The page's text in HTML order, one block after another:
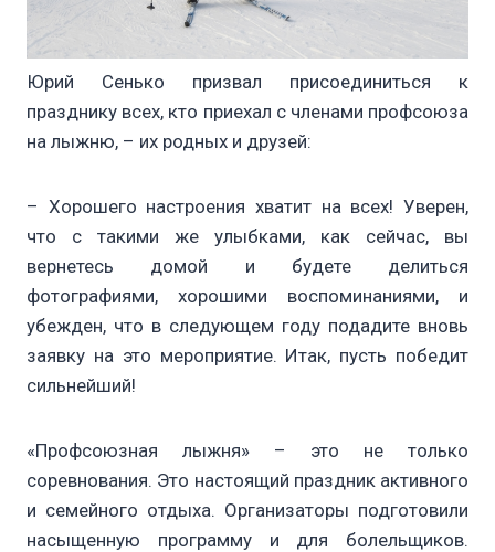
Юрий Сенько призвал присоединиться к
празднику всех, кто приехал с членами профсоюза
на лыжню, – их родных и друзей:
– Хорошего настроения хватит на всех! Уверен,
что с такими же улыбками, как сейчас, вы
вернетесь домой и будете делиться
фотографиями, хорошими воспоминаниями, и
убежден, что в следующем году подадите вновь
заявку на это мероприятие. Итак, пусть победит
сильнейший!
«Профсоюзная лыжня» – это не только
соревнования. Это настоящий праздник активного
и семейного отдыха. Организаторы подготовили
насыщенную программу и для болельщиков.